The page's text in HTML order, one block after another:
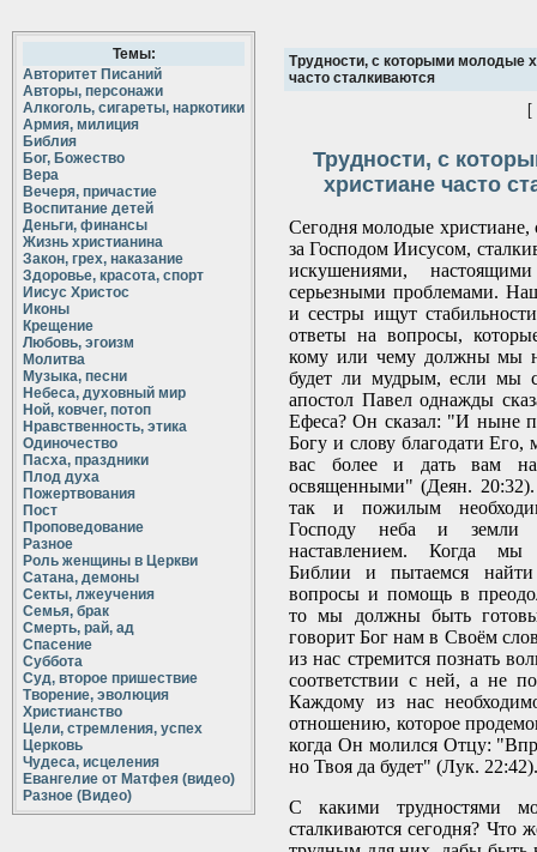
Темы:
Авторитет Писаний
Авторы, персонажи
Алкоголь, сигареты, наркотики
Армия, милиция
Библия
Бог, Божество
Вера
Вечеря, причастие
Воспитание детей
Деньги, финансы
Жизнь христианина
Закон, грех, наказание
Здоровье, красота, спорт
Иисус Христос
Иконы
Крещение
Любовь, эгоизм
Молитва
Музыка, песни
Небеса, духовный мир
Ной, ковчег, потоп
Нравственность, этика
Одиночество
Пасха, праздники
Плод духа
Пожертвования
Пост
Проповедование
Разное
Роль женщины в Церкви
Сатана, демоны
Секты, лжеучения
Семья, брак
Смерть, рай, ад
Спасение
Суббота
Суд, второе пришествие
Творение, эволюция
Христианство
Цели, стремления, успех
Церковь
Чудеса, исцеления
Евангелие от Матфея (видео)
Разное (Видео)
Трудности, с которыми молодые
часто сталкиваются
[
Трудности, с
христиане часто
Сегодня молодые христиане,
за Господом Иисусом,
искушениями,
серьезными проблемами.
и сестры ищут
ответы на вопросы,
кому или чему должны мы
будет ли мудрым, если мы
апостол Павел однажды
Ефеса? Он сказал: "И ныне
Богу и слову благодати Его,
вас более и дать вам
освященными" (Деян.
так и пожилым
Господу неба и
наставлением. Когда мы
Библии и пытаемся
вопросы и помощь в
то мы должны быть
говорит Бог нам в Своём
из нас стремится познать
соответствии с ней, а не
Каждому из нас
отношению, которое
когда Он молился Отцу:
но Твоя да будет" (Лук. 22:42).
С какими трудностями
сталкиваются сегодня? Что